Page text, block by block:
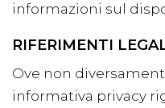
informazioni sul
RIFERIMENTI
Ove non
informativa privacy